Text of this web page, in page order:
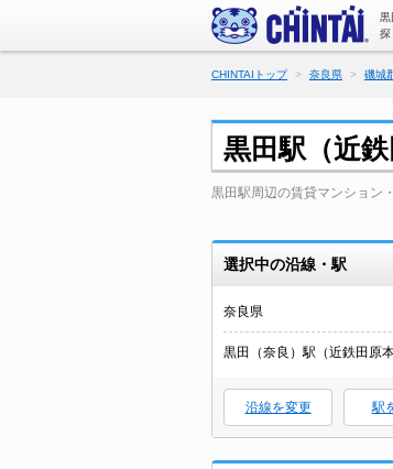
黒
探
CHINTAIトップ 奈良県 磯城
黒田駅（近
黒田駅周辺の賃貸マンション
選択中の沿線・駅
奈良県
黒田（奈良）駅（近鉄田原
沿線を変更 駅